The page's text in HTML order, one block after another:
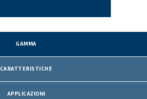
GAMMA
CARATTERISTICHE
APPLICAZIONI